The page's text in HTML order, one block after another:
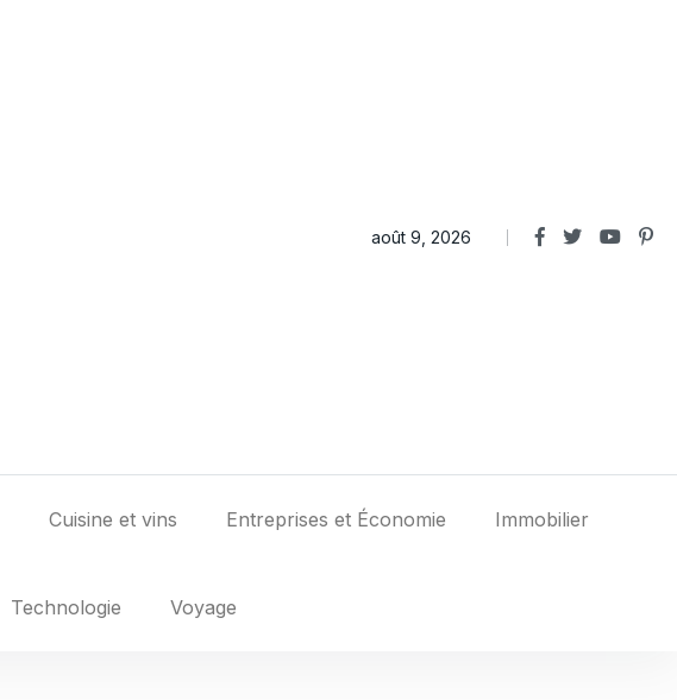
août 9, 2026
Cuisine et vins Entreprises et Économie Immobilier
Technologie Voyage